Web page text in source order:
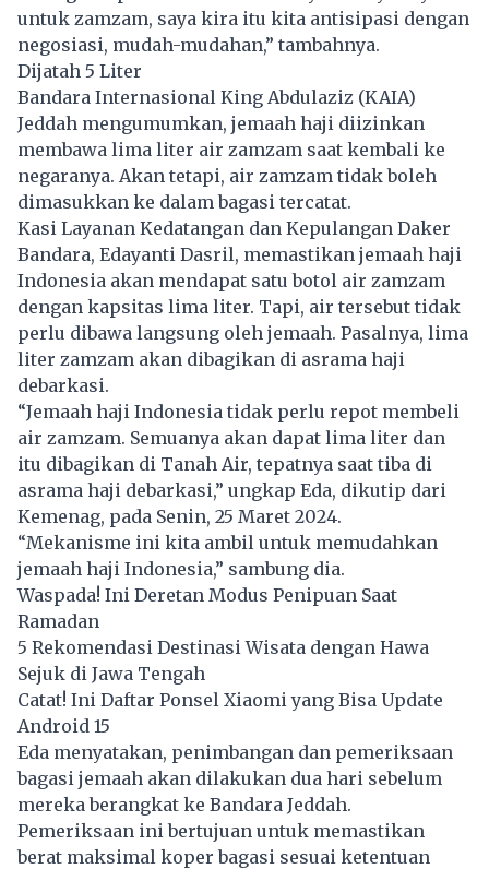
untuk zamzam, saya kira itu kita antisipasi dengan
negosiasi, mudah-mudahan,” tambahnya.
Dijatah 5 Liter
Bandara Internasional King Abdulaziz (KAIA)
Jeddah mengumumkan, jemaah haji diizinkan
membawa lima liter air zamzam saat kembali ke
negaranya. Akan tetapi, air zamzam tidak boleh
dimasukkan ke dalam bagasi tercatat.
Kasi Layanan Kedatangan dan Kepulangan Daker
Bandara, Edayanti Dasril, memastikan jemaah haji
Indonesia akan mendapat satu botol air zamzam
dengan kapsitas lima liter. Tapi, air tersebut tidak
perlu dibawa langsung oleh jemaah. Pasalnya, lima
liter zamzam akan dibagikan di asrama haji
debarkasi.
“Jemaah haji Indonesia tidak perlu repot membeli
air zamzam. Semuanya akan dapat lima liter dan
itu dibagikan di Tanah Air, tepatnya saat tiba di
asrama haji debarkasi,” ungkap Eda, dikutip dari
Kemenag, pada Senin, 25 Maret 2024.
“Mekanisme ini kita ambil untuk memudahkan
jemaah haji Indonesia,” sambung dia.
Waspada! Ini Deretan Modus Penipuan Saat
Ramadan
5 Rekomendasi Destinasi Wisata dengan Hawa
Sejuk di Jawa Tengah
Catat! Ini Daftar Ponsel Xiaomi yang Bisa Update
Android 15
Eda menyatakan, penimbangan dan pemeriksaan
bagasi jemaah akan dilakukan dua hari sebelum
mereka berangkat ke Bandara Jeddah.
Pemeriksaan ini bertujuan untuk memastikan
berat maksimal koper bagasi sesuai ketentuan